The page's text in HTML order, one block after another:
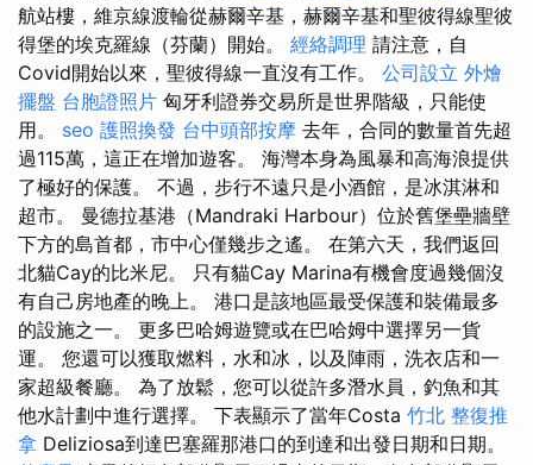
航站樓，維京線渡輪從赫爾辛基，赫爾辛基和聖彼得線聖彼
得堡的埃克羅線（芬蘭）開始。 經絡調理 請注意，自
Covid開始以來，聖彼得線一直沒有工作。 公司設立 外燴
擺盤 台胞證照片 匈牙利證券交易所是世界階級，只能使
用。 seo 護照換發 台中頭部按摩 去年，合同的數量首先超
過115萬，這正在增加遊客。 海灣本身為風暴和高海浪提供
了極好的保護。 不過，步行不遠只是小酒館，是冰淇淋和
超市。 曼德拉基港（Mandraki Harbour）位於舊堡壘牆壁
下方的島首都，市中心僅幾步之遙。 在第六天，我們返回
北貓Cay的比米尼。 只有貓Cay Marina有機會度過幾個沒
有自己房地產的晚上。 港口是該地區最受保護和裝備最多
的設施之一。 更多巴哈姆遊覽或在巴哈姆中選擇另一貨
運。 您還可以獲取燃料，水和冰，以及陣雨，洗衣店和一
家超級餐廳。 為了放鬆，您可以從許多潛水員，釣魚和其
他水計劃中進行選擇。 下表顯示了當年Costa 竹北 整復推
拿 Deliziosa到達巴塞羅那港口的到達和出發日期和日期。